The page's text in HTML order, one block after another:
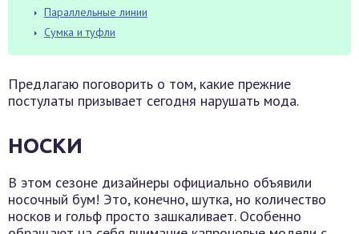
Параллельные линии
Сумка и туфли
Предлагаю поговорить о том, какие прежние
постулаты призывает сегодня нарушать мода.
НОСКИ
В этом сезоне дизайнеры официально объявили
носочный бум! Это, конечно, шутка, но количество
носков и гольф просто зашкаливает. Особенно